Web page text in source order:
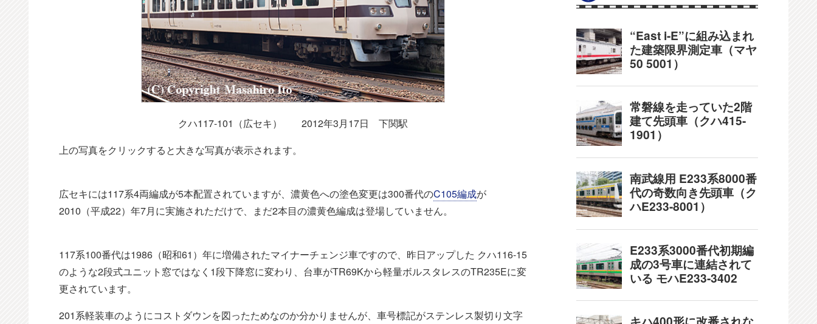
クハ117-101（広セキ） 2012年3月17日 下関駅
上の写真をクリックすると大きな写真が表示されます。
広セキには117系4両編成が5本配置されていますが、濃黄色への塗色変更は300番代のC105編成が
2010（平成22）年7月に実施されただけで、まだ2本目の濃黄色編成は登場していません。
117系100番代は1986（昭和61）年に増備されたマイナーチェンジ車ですので、昨日アップした クハ116-15
のような2段式ユニット窓ではなく1段下降窓に変わり、台車がTR69Kから軽量ボルスタレスのTR235Eに変
更されています。
201系軽装車のようにコストダウンを図ったためなのか分かりませんが、車号標記がステンレス製切り文字